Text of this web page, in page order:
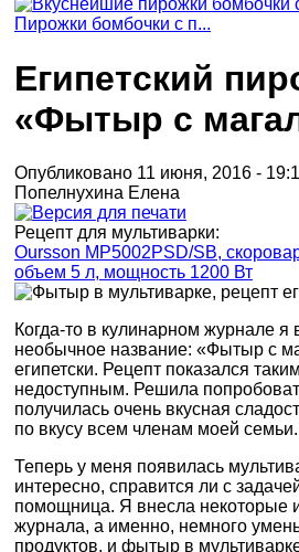
Пирожки бомбочки с п...
Египетский
«Фытыр с
Опубликовано 11 июня, 2016 -
Попелнухина Елена
Рецепт для мультиварки:
Oursson MP5002PSD/SB,
объем 5 л, мощность 1200 Вт
Когда-то в кулинарном журнале я
необычное название: «Фытыр с
египетски. Рецепт показался
недоступным. Решила
получилась очень вкусная
по вкусу всем членам моей семьи.
Теперь у меня появилась
интересно, справится ли с
помощница. Я внесла некоторые
журнала, а именно, немного
продуктов, и фытыр в